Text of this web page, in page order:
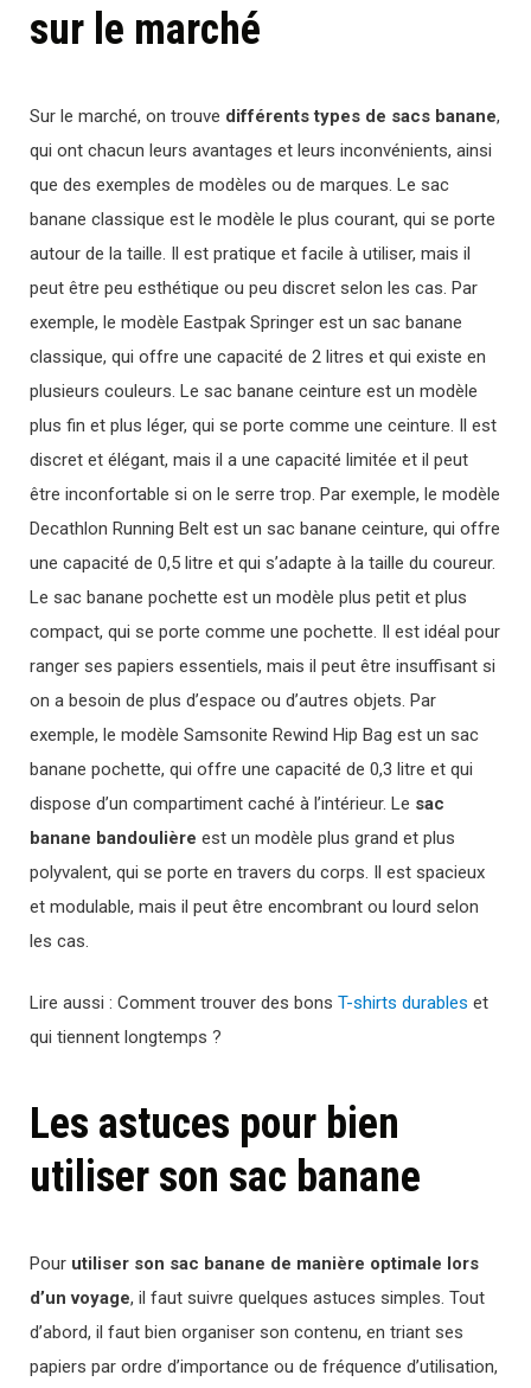
sur le marché
Sur le marché, on trouve différents types de sacs banane,
qui ont chacun leurs avantages et leurs inconvénients, ainsi
que des exemples de modèles ou de marques. Le sac
banane classique est le modèle le plus courant, qui se porte
autour de la taille. Il est pratique et facile à utiliser, mais il
peut être peu esthétique ou peu discret selon les cas. Par
exemple, le modèle Eastpak Springer est un sac banane
classique, qui offre une capacité de 2 litres et qui existe en
plusieurs couleurs. Le sac banane ceinture est un modèle
plus fin et plus léger, qui se porte comme une ceinture. Il est
discret et élégant, mais il a une capacité limitée et il peut
être inconfortable si on le serre trop. Par exemple, le modèle
Decathlon Running Belt est un sac banane ceinture, qui offre
une capacité de 0,5 litre et qui s’adapte à la taille du coureur.
Le sac banane pochette est un modèle plus petit et plus
compact, qui se porte comme une pochette. Il est idéal pour
ranger ses papiers essentiels, mais il peut être insuffisant si
on a besoin de plus d’espace ou d’autres objets. Par
exemple, le modèle Samsonite Rewind Hip Bag est un sac
banane pochette, qui offre une capacité de 0,3 litre et qui
dispose d’un compartiment caché à l’intérieur. Le sac
banane bandoulière est un modèle plus grand et plus
polyvalent, qui se porte en travers du corps. Il est spacieux
et modulable, mais il peut être encombrant ou lourd selon
les cas.
Lire aussi : Comment trouver des bons T-shirts durables et
qui tiennent longtemps ?
Les astuces pour bien
utiliser son sac banane
Pour utiliser son sac banane de manière optimale lors
d’un voyage, il faut suivre quelques astuces simples. Tout
d’abord, il faut bien organiser son contenu, en triant ses
papiers par ordre d’importance ou de fréquence d’utilisation,